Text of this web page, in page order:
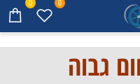
0 0
גבוה